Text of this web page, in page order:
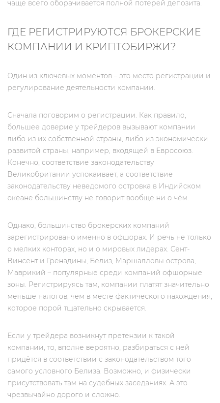
чаще всего оборачивается полной потерей депозита.
ГДЕ РЕГИСТРИРУЮТСЯ БРОКЕРСКИЕ
КОМПАНИИ И КРИПТОБИРЖИ?
Один из ключевых моментов – это место регистрации и
регулирование деятельности компании.
Сначала поговорим о регистрации. Как правило,
большее доверие у трейдеров вызывают компании
либо из их собственной страны, либо из экономически
развитой страны, например, входящей в Евросоюз.
Конечно, соответствие законодательству
Великобритании успокаивает, а соответствие
законодательству неведомого островка в Индийском
океане большинству не говорит вообще ни о чём.
Однако, большинство брокерских компаний
зарегистрировано именно в офшорах. И речь не только
о мелких конторах, но и о мировых лидерах. Сент-
Винсент и Гренадины, Белиз, Маршалловы острова,
Маврикий – популярные среди компаний офшорные
зоны. Регистрируясь там, компании платят значительно
меньше налогов, чем в месте фактического нахождения,
которое порой тщательно скрывается.
Если у трейдера возникнут претензии к такой
компании, то, вполне вероятно, разбираться с ней
придётся в соответствии с законодательством того
самого условного Белиза. Возможно, и физически
присутствовать там на судебных заседаниях. А это
чрезвычайно дорого и сложно.